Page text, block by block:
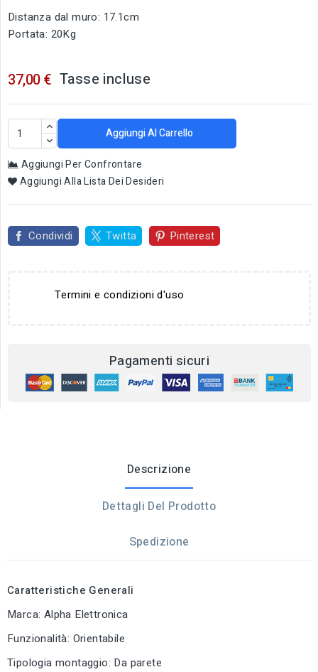
Distanza dal muro: 17.1cm
Portata: 20Kg
37,00 € Tasse incluse
Aggiungi Al Carrello
Aggiungi Per Confrontare
Aggiungi Alla Lista Dei Desideri
Condividi Twitta Pinterest
Termini e condizioni d'uso
Pagamenti sicuri
Descrizione
Dettagli Del Prodotto
Spedizione
Caratteristiche Generali
Marca: Alpha Elettronica
Funzionalità: Orientabile
Tipologia montaggio: Da parete